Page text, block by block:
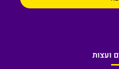
ועצות